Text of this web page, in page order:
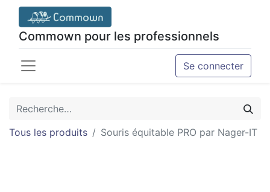
Commown pour les professionnels
Se connecter
Tous les produits Souris équitable PRO par Nager-IT